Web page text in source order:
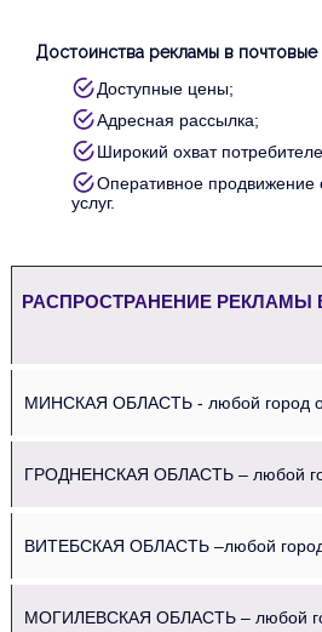
Достоинства рекламы в почтовые
Доступные цены;
Адресная рассылка;
Широкий охват
Оперативное продвижение
услуг.
РАСПРОСТРАНЕНИЕ
МИНСКАЯ ОБЛАСТЬ - любой город
ГРОДНЕНСКАЯ ОБЛАСТЬ – любой
ВИТЕБСКАЯ ОБЛАСТЬ –любой город
МОГИЛЕВСКАЯ ОБЛАСТЬ – любой